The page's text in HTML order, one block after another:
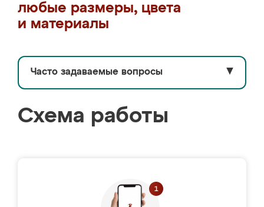
любые размеры, цвета
и материалы
Часто задаваемые вопросы ▼
Схема работы